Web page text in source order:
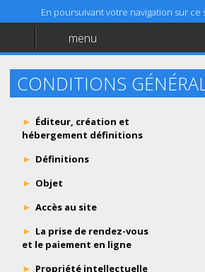
En poursuivant votre navigation sur
Aide
menu
CONDITIONS
Éditeur, création et
hébergement définitions
Définitions
Objet
Accès au site
La prise de rendez-vous
et le paiement en ligne
Propriété intellectuelle